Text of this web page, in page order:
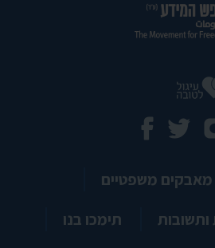
מאבקים משפטיים
תימכו בנו